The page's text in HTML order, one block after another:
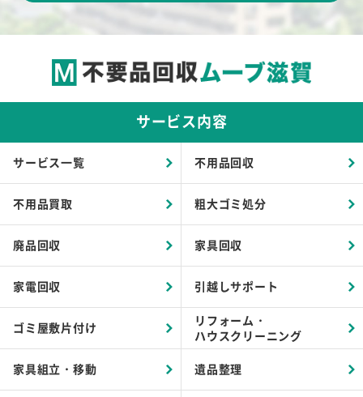
サービス内容
サービス一覧 不用品回収
不用品買取 粗大ゴミ処分
廃品回収 家具回収
家電回収 引越しサポート
ゴミ屋敷片付け
リフォーム・
ハウスクリーニング
家具組立・移動 遺品整理